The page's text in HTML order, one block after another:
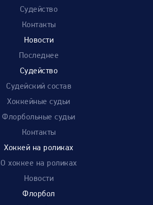
Судейство
Контакты
Новости
Последнее
Судейство
Судейский состав
Хоккейные судьи
Флорбольные судьи
Контакты
Хоккей на роликах
О хоккее на роликах
Новости
Флорбол